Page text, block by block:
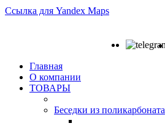
Ссылка для Yandex Maps
Главная
О компании
ТОВАРЫ
Беседки из поликарбоната